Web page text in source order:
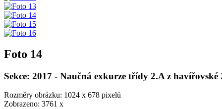
Foto 14
Sekce: 2017 - Naučná exkurze třídy 2.A z
Rozměry obrázku: 1024 x 678 pixelů
Zobrazeno: 3761 x